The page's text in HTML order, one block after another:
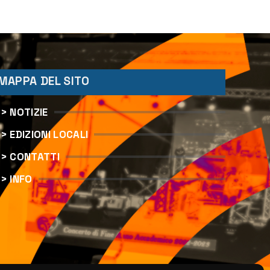
DEL SITO
> NOTIZIE
> EDIZIONI LOCALI
> CONTATTI
> INFO